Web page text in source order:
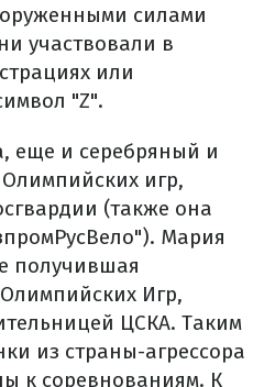
силами
участвовали в
или
"Z".
еще и серебряный и
игр,
(также она
Мария
получившая
Игр,
ЦСКА. Таким
из страны-агрессора
к соревнованиям. К